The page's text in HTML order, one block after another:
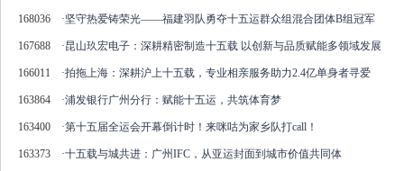
168036 ·坚守热爱铸荣光——福建羽队勇夺十五运群众组混合团体B组冠军
167688 ·昆山玖宏电子：深耕精密制造十五载 以创新与品质赋能多领域发展
166011 ·拍拖上海：深耕沪上十五载，专业相亲服务助力2.4亿单身者寻爱
163864 ·浦发银行广州分行：赋能十五运，共筑体育梦
163400 ·第十五届全运会开幕倒计时！来咪咕为家乡队打call！
163373 ·十五载与城共进：广州IFC，从亚运封面到城市价值共同体